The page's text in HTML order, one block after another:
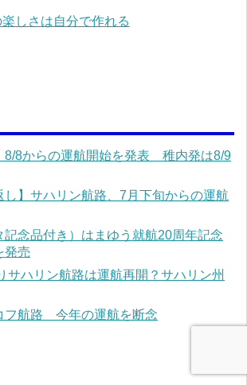
しさは自分で作れる
8/8からの運航開始を発表 稚内発は8/9
し】サハリン航路、7月下旬からの運航
記念品付き）はまゆう就航20周年記念
発売
サハリン航路は運航再開？サハリン州
フ航路 今年の運航を断念